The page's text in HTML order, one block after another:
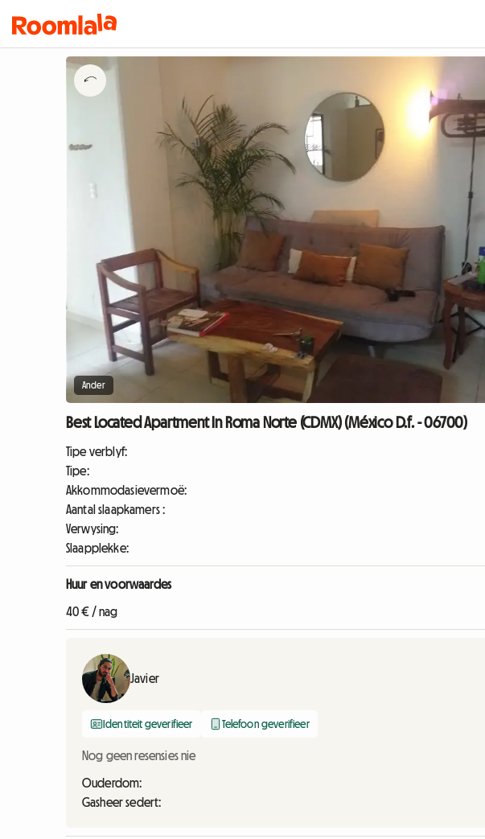
Ander
Best Located Apartment In Roma Norte (CDMX) (México D.f. - 06700)
Tipe verblyf:
Tipe:
Akkommodasievermoë:
Aantal slaapkamers :
Verwysing:
Slaapplekke:
Huur en voorwaardes
40 € / nag
Javier
Identiteit geverifieer Telefoon geverifieer
Nog geen resensies nie
Ouderdom:
Gasheer sedert: